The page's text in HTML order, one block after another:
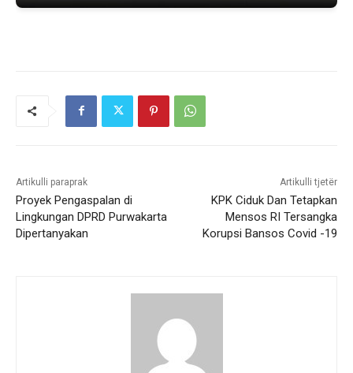
Artikulli paraprak
Proyek Pengaspalan di
Lingkungan DPRD Purwakarta
Dipertanyakan
Artikulli tjetër
KPK Ciduk Dan Tetapkan
Mensos RI Tersangka
Korupsi Bansos Covid -19